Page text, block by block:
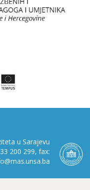
u Sarajevu
200 299, fax: